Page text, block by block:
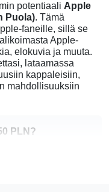
potentiaali Apple
Puola). Tämä
faneille, sillä se
Apple-
elokuvia ja muuta.
lataamassa
kappaleisiin,
mahdollisuuksiin
PLN?
ja App Store -